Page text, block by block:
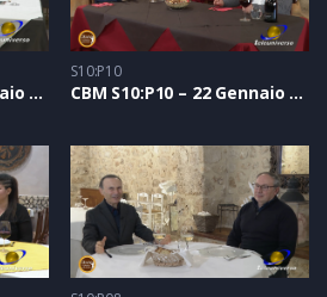
CBM S10:P11 – 29 Gennaio 2022
S10:P10
CBM S10:P10 – 22 Gennaio 2022